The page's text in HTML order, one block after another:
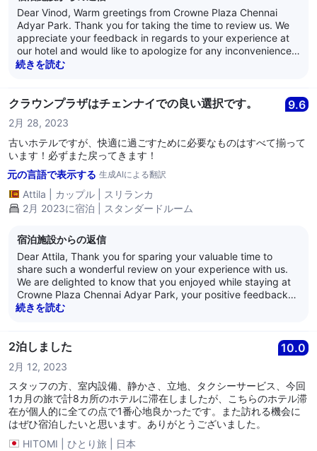
Dear Vinod, Warm greetings from Crowne Plaza Chennai
Adyar Park. Thank you for taking the time to review us. We
appreciate your feedback in regards to your experience at
our hotel and would like to apologize for any inconvenience
caused. We have highlighted the issue to the relevant team
and operations. We eagerly look forward to hosting you
Regards, Anand Nair General Manager Crowne Plaza
Chennai Adyar Park
続きを読む
クラウンプラザはチェンナイでの良い選択です。 9.6
2月 28, 2023
古いホテルですが、快適に過ごすために必要なものはすべて揃って
います！必ずまた戻ってきます！
元の言語で表示する 生成AIによる翻訳
Attila カップル
スリランカ
2月 2023に宿泊 | スタンダードルーム
宿泊施設からの返信
Dear Attila, Thank you for sparing your valuable time to
share such a wonderful review on your experience with us.
We are delighted to know that you enjoyed while staying at
Crowne Plaza Chennai Adyar Park, your positive feedback
will act as source of inspiration for us. Your kind words
always. We would once again like to thank you for the review
Crowne Plaza Chennai Adyar Park. Best Regards, Anand
Nair General Manager Crowne Plaza Chennai Adyar Park
続きを読む
2泊しました 10.0
2月 12, 2023
スタッフの方、室内設備、静かさ、立地、タクシーサービス、今回
1カ月の旅で計8カ所のホテルに滞在しましたが、こちらのホテル滞
在が個人的に全ての点で1番心地良かったです。また訪れる機会に
はぜひ宿泊したいと思います。ありがとうございました。
HITOMI
ひとり旅
日本